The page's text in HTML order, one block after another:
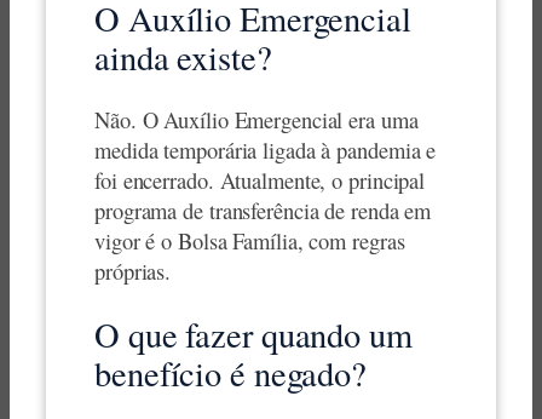
O Auxílio Emergencial
ainda existe?
Não. O Auxílio Emergencial era uma
medida temporária ligada à pandemia e
foi encerrado. Atualmente, o principal
programa de transferência de renda em
vigor é o Bolsa Família, com regras
próprias.
O que fazer quando um
benefício é negado?